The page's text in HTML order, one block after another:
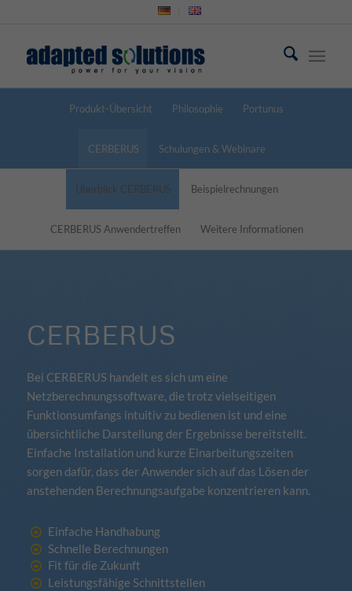
Produkt-Übersicht Philosophie Portunus
CERBERUS Schulungen & Webinare
Überblick CERBERUS Beispielrechnungen
CERBERUS Anwendertreffen Weitere Informationen
CERBERUS
Bei CERBERUS handelt es sich um eine
Netzberechnungssoftware, die trotz vielseitigen
Funktionsumfangs intuitiv zu bedienen ist und eine
übersichtliche Darstellung der Ergebnisse bereitstellt.
Einfache Installation und kurze Einarbeitungszeiten
sorgen dafür, dass der Anwender sich auf das Lösen der
anstehenden Berechnungsaufgabe konzentrieren kann.
Einfache Handhabung
Schnelle Berechnungen
Fit für die Zukunft
Leistungsfähige Schnittstellen